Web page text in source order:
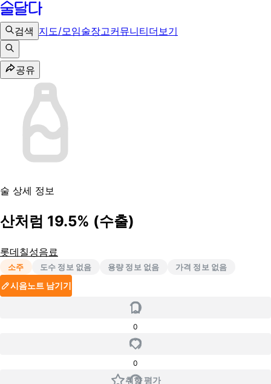
검색 지도/모임술장고커뮤니티더보기
공유
술 상세 정보
산처럼 19.5% (수출)
롯데칠성음료
소주 도수 정보 없음 용량 정보 없음 가격 정보 없음
시음노트 남기기
0
0
취향 평가